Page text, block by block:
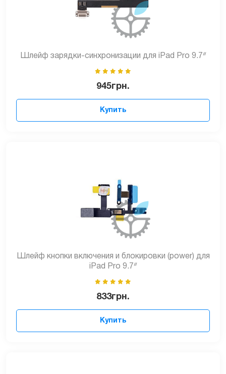
Шлейф зарядки-синхронизации для iPad Pro 9.7ᐥ
945грн.
Купить
Шлейф кнопки включения и блокировки (power) для
iPad Pro 9.7ᐥ
833грн.
Купить